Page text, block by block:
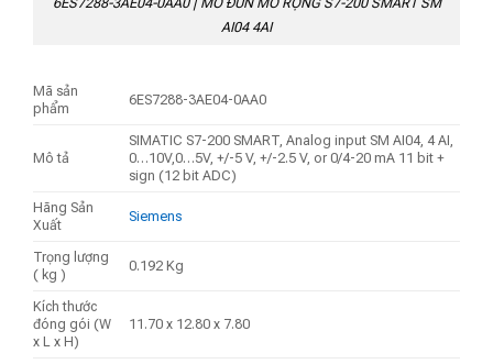
AI04 4AI
Mã sản
phẩm
6ES7288-3AE04-0AA0
Mô tả
SIMATIC S7-200 SMART, Analog input SM AI04, 4 AI,
0…10V,0…5V, +/-5 V, +/-2.5 V, or 0/4-20 mA 11 bit +
sign (12 bit ADC)
Hãng Sản
Xuất
Siemens
Trọng lượng
( kg )
0.192 Kg
Kích thước
đóng gói (W
x L x H)
11.70 x 12.80 x 7.80